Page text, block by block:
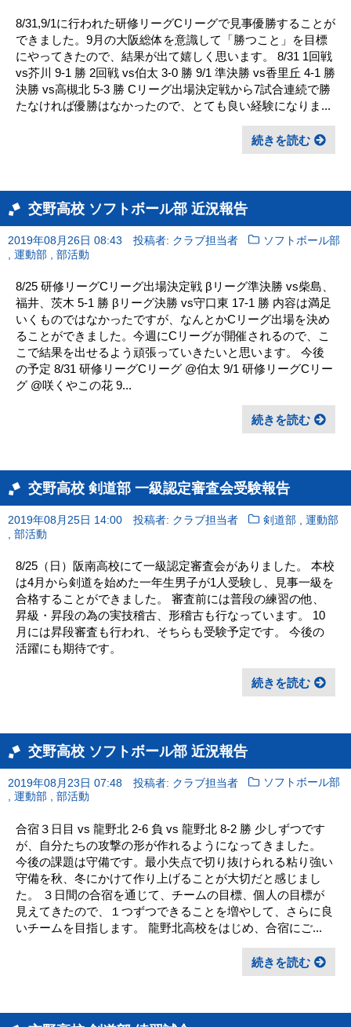
8/31,9/1に行われた研修リーグCリーグで見事優勝することが
できました。9月の大阪総体を意識して「勝つこと」を目標
にやってきたので、結果が出て嬉しく思います。 8/31 1回戦
vs芥川 9-1 勝 2回戦 vs伯太 3-0 勝 9/1 準決勝 vs香里丘 4-1 勝
決勝 vs高槻北 5-3 勝 Cリーグ出場決定戦から7試合連続で勝
たなければ優勝はなかったので、とても良い経験になりま...
続きを読む
交野高校 ソフトボール部 近況報告
2019年08月26日 08:43 投稿者: クラブ担当者
ソフトボール部
運動部 部活動
8/25 研修リーグCリーグ出場決定戦 βリーグ準決勝 vs柴島、
福井、茨木 5-1 勝 βリーグ決勝 vs守口東 17-1 勝 内容は満足
いくものではなかったですが、なんとかCリーグ出場を決め
ることができました。今週にCリーグが開催されるので、こ
こで結果を出せるよう頑張っていきたいと思います。 今後
の予定 8/31 研修リーグCリーグ @伯太 9/1 研修リーグCリー
グ @咲くやこの花 9...
続きを読む
交野高校 剣道部 一級認定審査会受験報告
2019年08月25日 14:00 投稿者: クラブ担当者 剣道部 ,運動部
部活動
8/25（日）阪南高校にて一級認定審査会がありました。 本校
は4月から剣道を始めた一年生男子が1人受験し、見事一級を
合格することができました。 審査前には普段の練習の他、
昇級・昇段の為の実技稽古、形稽古も行なっています。 10
月には昇段審査も行われ、そちらも受験予定です。 今後の
活躍にも期待です。
続きを読む
交野高校 ソフトボール部 近況報告
2019年08月23日 07:48 投稿者: クラブ担当者
ソフトボール部
, 運動部 , 部活動
合宿３日目 vs 龍野北 2-6 負 vs 龍野北 8-2 勝 少しずつです
が、自分たちの攻撃の形が作れるようになってきました。
今後の課題は守備です。最小失点で切り抜けられる粘り強い
守備を秋、冬にかけて作り上げることが大切だと感じまし
た。 ３日間の合宿を通じて、チームの目標、個人の目標が
見えてきたので、１つずつできることを増やして、さらに良
いチームを目指します。 龍野北高校をはじめ、合宿にご...
続きを読む